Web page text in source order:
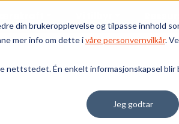
din brukeropplevelse og tilpasse innhold
mer info om dette ivåre personvernvilkår.
nettstedet. Én enkelt informasjonskapsel blir
Jeg godtar